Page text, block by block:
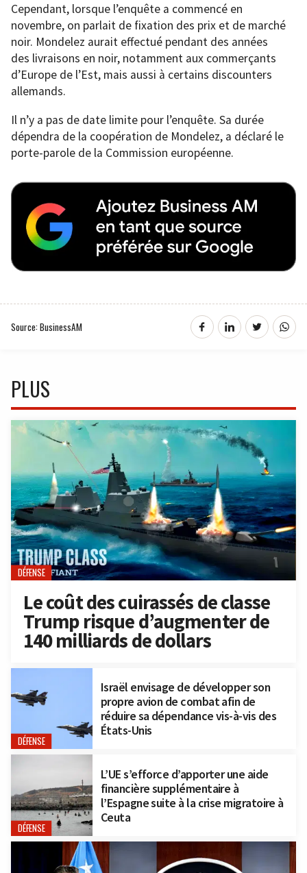
Cependant, lorsque l’enquête a commencé en
novembre, on parlait de fixation des prix et de marché
noir. Mondelez aurait effectué pendant des années
des livraisons en noir, notamment aux commerçants
d’Europe de l’Est, mais aussi à certains discounters
allemands.
Il n’y a pas de date limite pour l’enquête. Sa durée
dépendra de la coopération de Mondelez, a déclaré le
porte-parole de la Commission européenne.
Source: BusinessAM
PLUS
DÉFENSE
Le coût des cuirassés de classe
Trump risque d’augmenter de
140 milliards de dollars
DÉFENSE
Israël envisage de développer son
propre avion de combat afin de
réduire sa dépendance vis-à-vis des
États-Unis
DÉFENSE
L’UE s’efforce d’apporter une aide
financière supplémentaire à
l’Espagne suite à la crise migratoire à
Ceuta